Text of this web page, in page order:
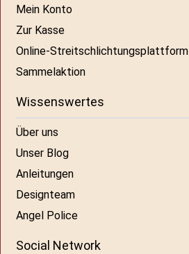
Mein Konto
Zur Kasse
Online-Streitschlichtungsplattform
Sammelaktion
Wissenswertes
Über uns
Unser Blog
Anleitungen
Designteam
Angel Police
Social Network